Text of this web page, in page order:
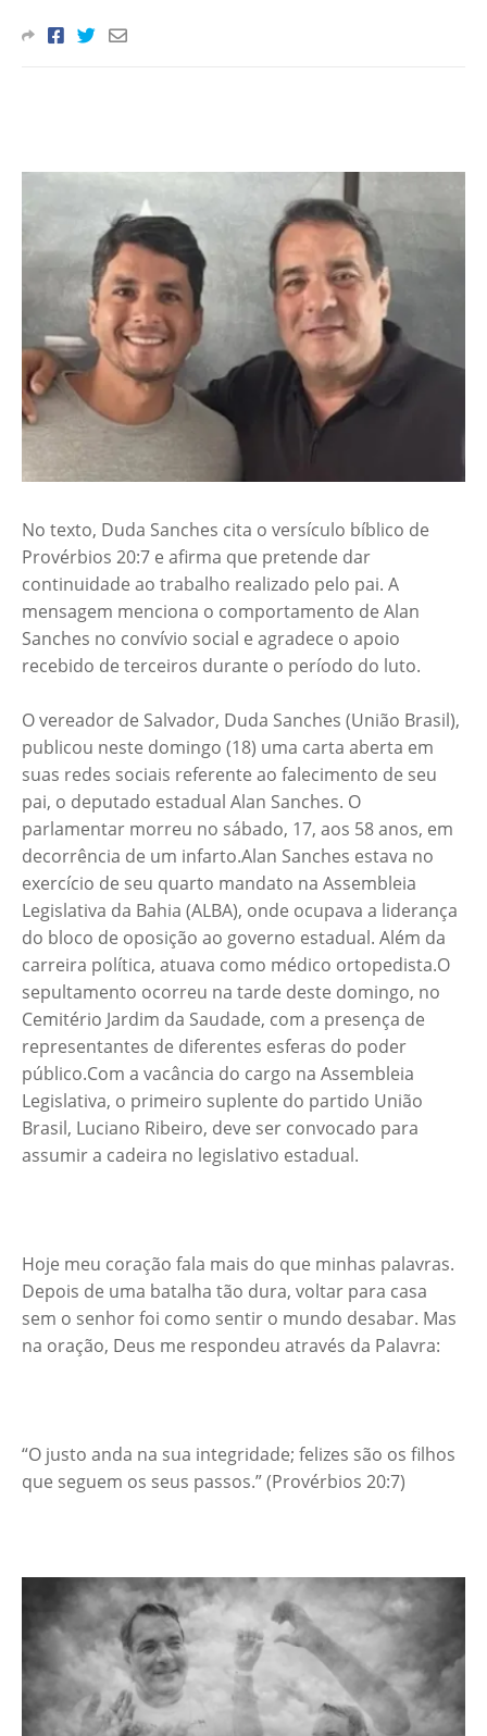
No texto, Duda Sanches cita o versículo bíblico de
Provérbios 20:7 e afirma que pretende dar
continuidade ao trabalho realizado pelo pai. A
mensagem menciona o comportamento de Alan
Sanches no convívio social e agradece o apoio
recebido de terceiros durante o período do luto.
O vereador de Salvador, Duda Sanches (União Brasil),
publicou neste domingo (18) uma carta aberta em
suas redes sociais referente ao falecimento de seu
pai, o deputado estadual Alan Sanches. O
parlamentar morreu no sábado, 17, aos 58 anos, em
decorrência de um infarto.Alan Sanches estava no
exercício de seu quarto mandato na Assembleia
Legislativa da Bahia (ALBA), onde ocupava a liderança
do bloco de oposição ao governo estadual. Além da
carreira política, atuava como médico ortopedista.O
sepultamento ocorreu na tarde deste domingo, no
Cemitério Jardim da Saudade, com a presença de
representantes de diferentes esferas do poder
público.Com a vacância do cargo na Assembleia
Legislativa, o primeiro suplente do partido União
Brasil, Luciano Ribeiro, deve ser convocado para
assumir a cadeira no legislativo estadual.
Hoje meu coração fala mais do que minhas palavras.
Depois de uma batalha tão dura, voltar para casa
sem o senhor foi como sentir o mundo desabar. Mas
na oração, Deus me respondeu através da Palavra:
“O justo anda na sua integridade; felizes são os filhos
que seguem os seus passos.” (Provérbios 20:7)